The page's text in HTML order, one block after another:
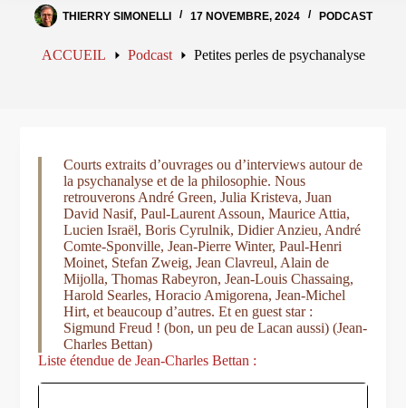
THIERRY SIMONELLI 17 NOVEMBRE, 2024 PODCAST
ACCUEIL Podcast Petites perles de psychanalyse
Courts extraits d’ouvrages ou d’interviews autour de
la psychanalyse et de la philosophie. Nous
retrouverons André Green, Julia Kristeva, Juan
David Nasif, Paul-Laurent Assoun, Maurice Attia,
Lucien Israël, Boris Cyrulnik, Didier Anzieu, André
Comte-Sponville, Jean-Pierre Winter, Paul-Henri
Moinet, Stefan Zweig, Jean Clavreul, Alain de
Mijolla, Thomas Rabeyron, Jean-Louis Chassaing,
Harold Searles, Horacio Amigorena, Jean-Michel
Hirt, et beaucoup d’autres. Et en guest star :
Sigmund Freud ! (bon, un peu de Lacan aussi) (Jean-
Charles Bettan)
Liste étendue de Jean-Charles Bettan :